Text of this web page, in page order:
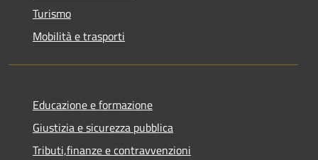
Turismo
Mobilità e trasporti
Educazione e formazione
Giustizia e sicurezza pubblica
Tributi,finanze e contravvenzioni